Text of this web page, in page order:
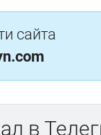
сайта
в